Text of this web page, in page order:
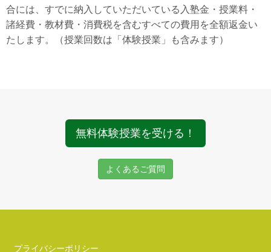
合には、すでに納入していただいている入塾金・授業料・
諸経費・教材費・消費税を含むすべての費用を全額返金い
たします。（授業回数は「体験授業」も含みます）
無料体験授業を受ける！
よくあるご質問
プライバシーポリシー